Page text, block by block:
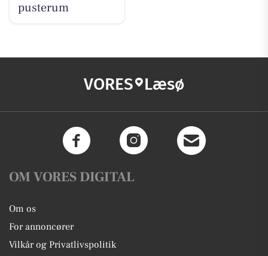
pusterum
VORES Læsø
OM VORES DIGITAL
Om os
For annoncører
Vilkår og Privatlivspolitik